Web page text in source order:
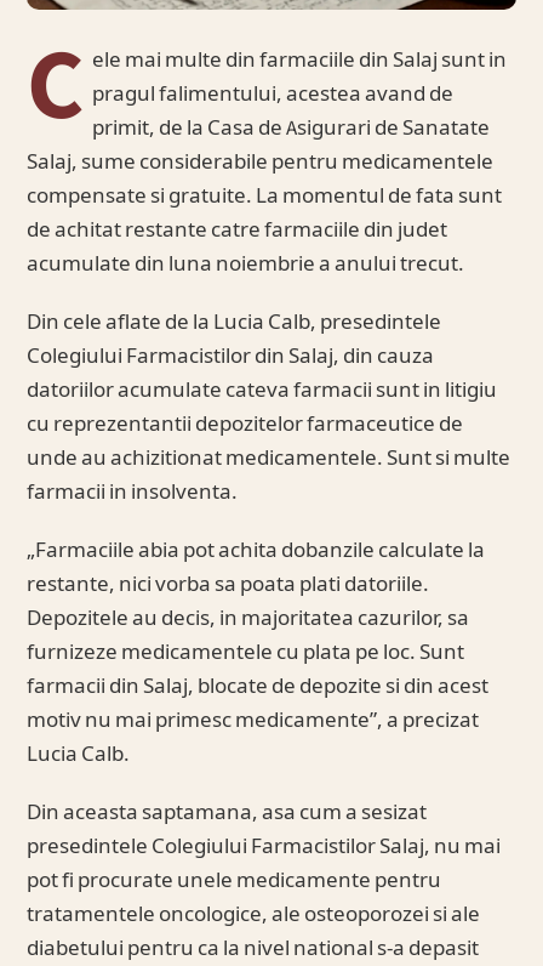
C ele mai multe din farmaciile din Salaj sunt in
pragul falimentului, acestea avand de
primit, de la Casa de Asigurari de Sanatate
Salaj, sume considerabile pentru medicamentele
compensate si gratuite. La momentul de fata sunt
de achitat restante catre farmaciile din judet
acumulate din luna noiembrie a anului trecut.
Din cele aflate de la Lucia Calb, presedintele
Colegiului Farmacistilor din Salaj, din cauza
datoriilor acumulate cateva farmacii sunt in litigiu
cu reprezentantii depozitelor farmaceutice de
unde au achizitionat medicamentele. Sunt si multe
farmacii in insolventa.
„Farmaciile abia pot achita dobanzile calculate la
restante, nici vorba sa poata plati datoriile.
Depozitele au decis, in majoritatea cazurilor, sa
furnizeze medicamentele cu plata pe loc. Sunt
farmacii din Salaj, blocate de depozite si din acest
motiv nu mai primesc medicamente”, a precizat
Lucia Calb.
Din aceasta saptamana, asa cum a sesizat
presedintele Colegiului Farmacistilor Salaj, nu mai
pot fi procurate unele medicamente pentru
tratamentele oncologice, ale osteoporozei si ale
diabetului pentru ca la nivel national s-a depasit